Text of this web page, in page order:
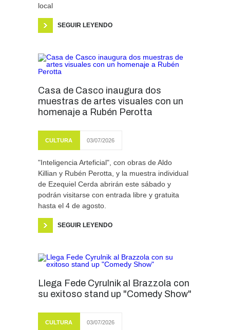
local
SEGUIR LEYENDO
Casa de Casco inaugura dos
muestras de artes visuales con un
homenaje a Rubén Perotta
CULTURA 03/07/2026
"Inteligencia Arteficial", con obras de Aldo
Killian y Rubén Perotta, y la muestra individual
de Ezequiel Cerda abrirán este sábado y
podrán visitarse con entrada libre y gratuita
hasta el 4 de agosto.
SEGUIR LEYENDO
Llega Fede Cyrulnik al Brazzola con
su exitoso stand up "Comedy Show"
CULTURA 03/07/2026